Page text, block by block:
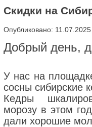
Скидки на
Опубликовано: 11.07.2025
Добрый день,
У нас на
сосны сибирские
Кедры
морозу в этом
дали хорошие